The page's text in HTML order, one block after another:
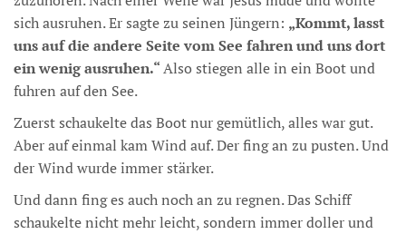
sich ausruhen. Er sagte zu seinen Jüngern: „Kommt, lasst
uns auf die andere Seite vom See fahren und uns dort
ein wenig ausruhen.“Also stiegen alle in ein Boot und
fuhren auf den See.
Zuerst schaukelte das Boot nur gemütlich, alles war gut.
Aber auf einmal kam Wind auf. Der fing an zu pusten. Und
der Wind wurde immer stärker.
Und dann fing es auch noch an zu regnen. Das Schiff
schaukelte nicht mehr leicht, sondern immer doller und